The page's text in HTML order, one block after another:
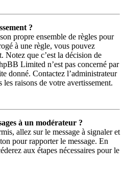
?
propre ensemble de règles pour
à une règle, vous pouvez
Notez que c’est la décision de
Limited n’est pas concerné par
donné. Contactez l’administrateur
les raisons de votre avertissement.
à un modérateur ?
allez sur le message à signaler et
pour rapporter le message. En
aux étapes nécessaires pour le